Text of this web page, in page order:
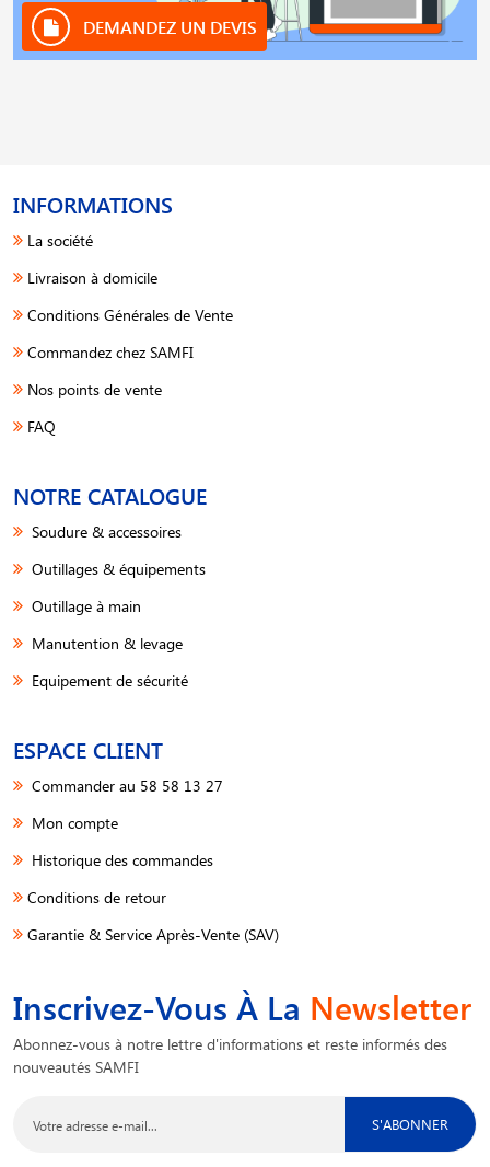
DEMANDEZ UN DEVIS
INFORMATIONS
La société
Livraison à domicile
Conditions Générales de Vente
Commandez chez SAMFI
Nos points de vente
FAQ
NOTRE CATALOGUE
Soudure & accessoires
Outillages & équipements
Outillage à main
Manutention & levage
Equipement de sécurité
ESPACE CLIENT
Commander au 58 58 13 27
Mon compte
Historique des commandes
Conditions de retour
Garantie & Service Après-Vente (SAV)
Inscrivez-Vous À La Newsletter
Abonnez-vous à notre lettre d'informations et reste informés des
nouveautés SAMFI
S'ABONNER